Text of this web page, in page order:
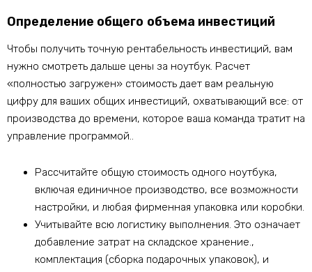
Определение общего объема инвестиций
Чтобы получить точную рентабельность инвестиций, вам
нужно смотреть дальше цены за ноутбук. Расчет
«полностью загружен» стоимость дает вам реальную
цифру для ваших общих инвестиций, охватывающий все: от
производства до времени, которое ваша команда тратит на
управление программой..
Рассчитайте общую стоимость одного ноутбука,
включая единичное производство, все возможности
настройки, и любая фирменная упаковка или коробки.
Учитывайте всю логистику выполнения. Это означает
добавление затрат на складское хранение.,
комплектация (сборка подарочных упаковок), и